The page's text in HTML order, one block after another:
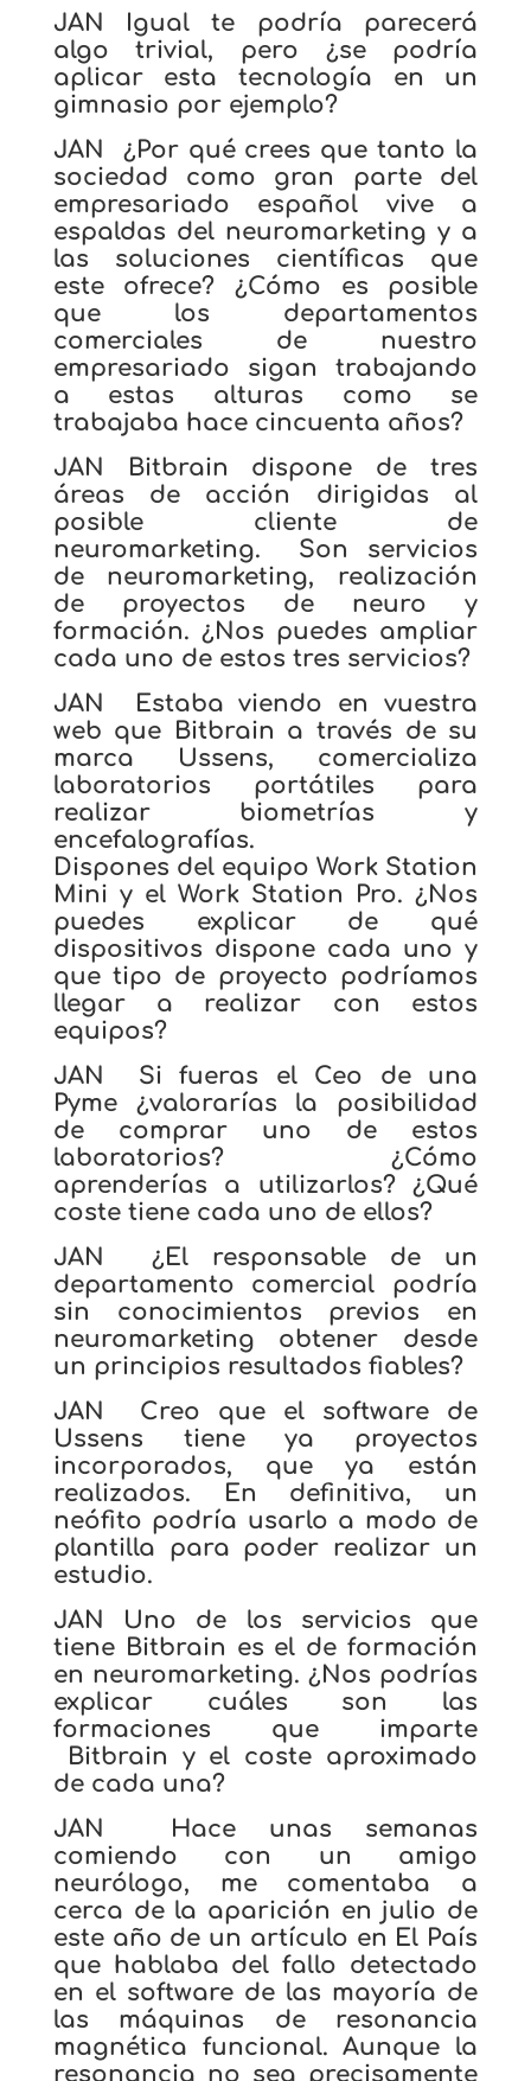
JAN Igual te podría parecerá
algo trivial, pero ¿se podría
aplicar esta tecnología en un
gimnasio por ejemplo?
JAN ¿Por qué crees que tanto la
sociedad como gran parte del
empresariado español vive a
espaldas del neuromarketing y a
las soluciones científicas que
este ofrece? ¿Cómo es posible
que los departamentos
comerciales de nuestro
empresariado sigan trabajando
a estas alturas como se
trabajaba hace cincuenta años?
JAN Bitbrain dispone de tres
áreas de acción dirigidas al
posible cliente de
neuromarketing. Son servicios
de neuromarketing, realización
de proyectos de neuro y
formación. ¿Nos puedes ampliar
cada uno de estos tres servicios?
JAN Estaba viendo en vuestra
web que Bitbrain a través de su
marca Ussens, comercializa
laboratorios portátiles para
realizar biometrías y
encefalografías.
Dispones del equipo Work Station
Mini y el Work Station Pro.¿Nos
puedes explicar de qué
dispositivos dispone cada uno y
que tipo de proyecto podríamos
llegar a realizar con estos
equipos?
JAN Si fueras el Ceo de una
Pyme ¿valorarías la posibilidad
de comprar uno de estos
laboratorios? ¿Cómo
aprenderías a utilizarlos? ¿Qué
coste tiene cada uno de ellos?
JAN ¿El responsable de un
departamento comercial podría
sin conocimientos previos en
neuromarketing obtener desde
un principios resultados fiables?
JAN Creo que el software de
Ussens tiene ya proyectos
incorporados, que ya están
realizados. En definitiva, un
neófito podría usarlo a modo de
plantilla para poder realizar un
estudio.
JAN Uno de los servicios que
tiene Bitbrain es el de formación
en neuromarketing. ¿Nos podrías
explicar cuáles son las
formaciones que imparte
Bitbrain y el coste aproximado
de cada una?
JAN Hace unas semanas
comiendo con un amigo
neurólogo, me comentaba a
cerca de la aparición en julio de
este año de un artículo en El País
que hablaba del fallo detectado
en el software de las mayoría de
las máquinas de resonancia
magnética funcional. Aunque la
resonancia no sea precisamente